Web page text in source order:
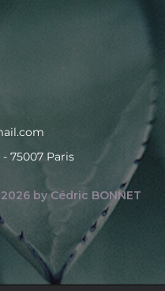
75007 Paris
by Cédric BONNET